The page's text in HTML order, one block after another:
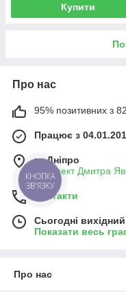
Купити
Про нас
95% позитивних з
Працює з
м. Дніпро
проспект Дмитра
Контакти
Сьогодні вихідний
Показати весь
Про нас